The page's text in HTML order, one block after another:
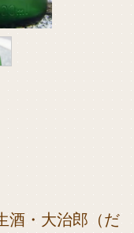
酒・大治郎（だ